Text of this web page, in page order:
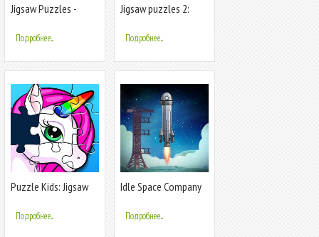
Jigsaw Puzzles -
Подробнее...
Jigsaw puzzles 2:
Подробнее...
Puzzle Kids: Jigsaw
Подробнее...
Idle Space Company
Подробнее...